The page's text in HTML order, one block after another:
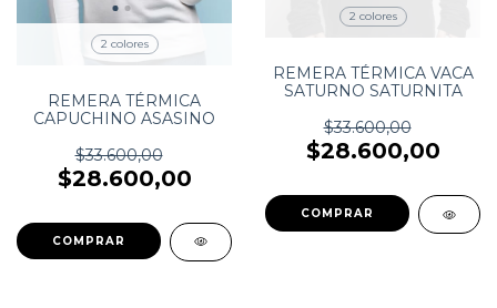
2 colores
REMERA TÉRMICA
CAPUCHINO ASASINO
$33.600,00
$28.600,00
COMPRAR
2 colores
REMERA TÉRMICA VACA
SATURNO SATURNITA
$33.600,00
$28.600,00
COMPRAR